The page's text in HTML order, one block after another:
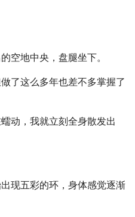
空地中央，盘腿坐下。
了这么多年也差不多掌握了
动，我就立刻全身散发出
现五彩的环，身体感觉逐渐